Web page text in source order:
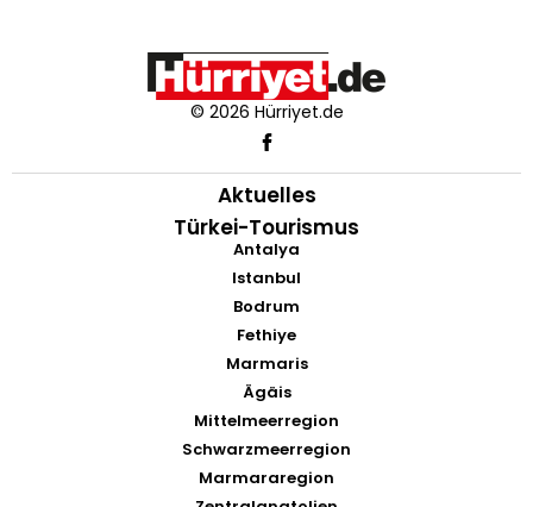
© 2026 Hürriyet.de
Aktuelles
Türkei-Tourismus
Antalya
Istanbul
Bodrum
Fethiye
Marmaris
Ägäis
Mittelmeerregion
Schwarzmeerregion
Marmararegion